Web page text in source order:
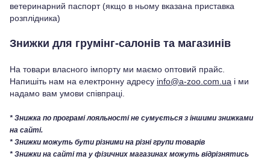
ветеринарний паспорт (якщо в ньому вказана приставка
розплідника)
Знижки для грумінг-салонів та магазинів
На товари власного імпорту ми маємо оптовий прайс.
Напишіть нам на електронну адресу info@a-zoo.com.ua і ми
надамо вам умови співпраці.
* Знижка по програмі лояльності не сумується з іншими знижками
на сайті.
* Знижки можуть бути різними на різні групи товарів
* Знижки на сайті та у фізичних магазинах можуть відрізнятись